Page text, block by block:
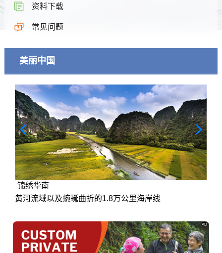
资料下载
常见问题
美丽中国
锦绣华南
黄河流域以及蜿蜒曲折的1.8万公里海岸线
AD